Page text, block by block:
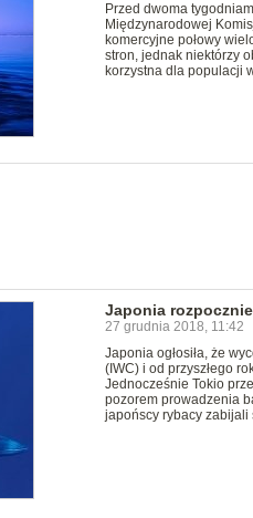
Przed dwoma
Międzynarodowej
komercyjne połowy
stron, jednak niektórzy
korzystna dla populacji
Japonia
27 grudnia 2018, 11:42
Japonia ogłosiła, że
(IWC) i od przyszłego
Jednocześnie Tokio
pozorem prowadzenia
japońscy rybacy zabijali